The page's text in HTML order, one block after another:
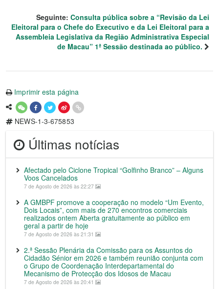
Seguinte: Consulta pública sobre a “Revisão da Lei
Eleitoral para o Chefe do Executivo e da Lei Eleitoral para a
Assembleia Legislativa da Região Administrativa Especial
de Macau” 1ª Sessão destinada ao público.
Imprimir esta página
NEWS-1-3-675853
Últimas notícias
Afectado pelo Ciclone Tropical “Golfinho Branco” – Alguns
Voos Cancelados
7 de Agosto de 2026 às 22:27
A GMBPF promove a cooperação no modelo “Um Evento,
Dois Locais”, com mais de 270 encontros comerciais
realizados ontem Aberta gratuitamente ao público em
geral a partir de hoje
7 de Agosto de 2026 às 21:31
2.ª Sessão Plenária da Comissão para os Assuntos do
Cidadão Sénior em 2026 e também reunião conjunta com
o Grupo de Coordenação Interdepartamental do
Mecanismo de Protecção dos Idosos de Macau
7 de Agosto de 2026 às 20:41